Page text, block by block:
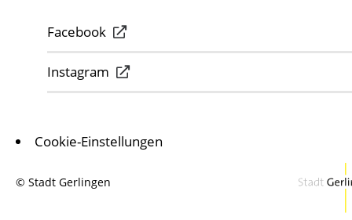
Facebook
Instagram
Cookie-Einstellungen
© Stadt Gerlingen